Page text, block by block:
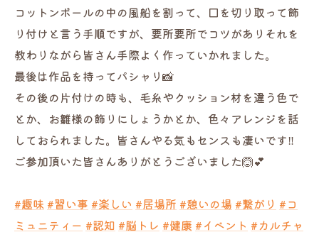
コットンボールの中の風船を割って、口を切り取って飾
り付けと言う手順ですが、要所要所でコツがありそれを
教わりながら皆さん手際よく作っていかれました。
最後は作品を持ってパシャリ📸
その後の片付けの時も、毛糸やクッション材を違う色で
とか、お雛様の飾りにしょうかとか、色々アレンジを話
しておられました。皆さんやる気もセンスも凄いです‼️
ご参加頂いた皆さんありがとうございました🙆💕
#趣味 #習い事 #楽しい #居場所 #憩いの場 #繋がり #コ
ミュニティー #認知 #脳トレ #健康 #イベント #カルチャ